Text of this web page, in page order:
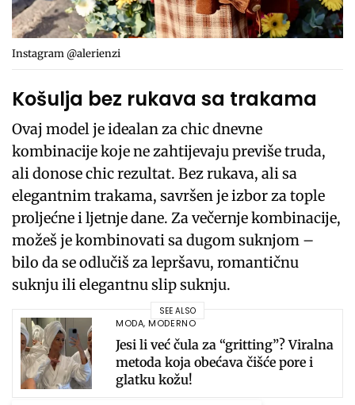
Instagram @alerienzi
Košulja bez rukava sa trakama
Ovaj model je idealan za chic dnevne
kombinacije koje ne zahtijevaju previše truda,
ali donose chic rezultat. Bez rukava, ali sa
elegantnim trakama, savršen je izbor za tople
proljećne i ljetnje dane. Za večernje kombinacije,
možeš je kombinovati sa dugom suknjom –
bilo da se odlučiš za lepršavu, romantičnu
suknju ili elegantnu slip suknju.
SEE ALSO
MODA,MODERNO
Jesi li već čula za “gritting”? Viralna
metoda koja obećava čišće pore i
glatku kožu!